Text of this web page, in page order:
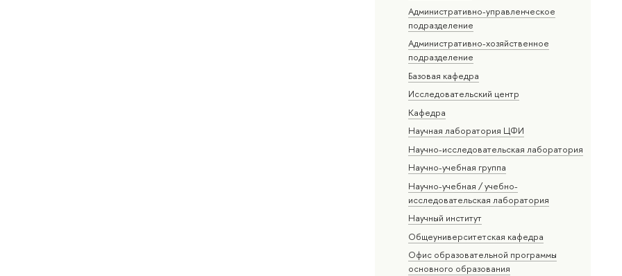
Административно-управленческое
подразделение
Административно-хозяйственное
подразделение
Базовая кафедра
Исследовательский центр
Кафедра
Научная лаборатория ЦФИ
Научно-исследовательская лаборатория
Научно-учебная группа
Научно-учебная / учебно-
исследовательская лаборатория
Научный институт
Общеуниверситетская кафедра
Офис образовательной программы
основного образования